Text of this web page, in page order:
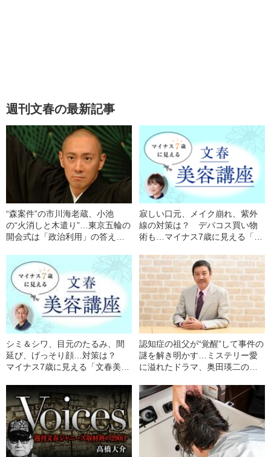
週刊文春の最新記事
“森案件”の市川海老蔵、小池
の“火消しと木遣り”…東京五輪の
開会式は「政治利用」の答え合
京五輪の光と影
寂しい口元、メイク崩れ、紫外
線の対策は？ デパコス買い物
術も…マイナス7歳に見える「文
木みほ（メイクアップアーティ
スト）】
シミ＆シワ、目元のたるみ、間
延び、げっそり顔…対策は？
マイナス7歳に見える「文春美容
ト）】
認知症の祖父が“覚醒”して事件の
謎を解き明かす…ミステリー愛
に溢れたドラマ、奥田瑛二の圧
キマ「テレビ健康診断」